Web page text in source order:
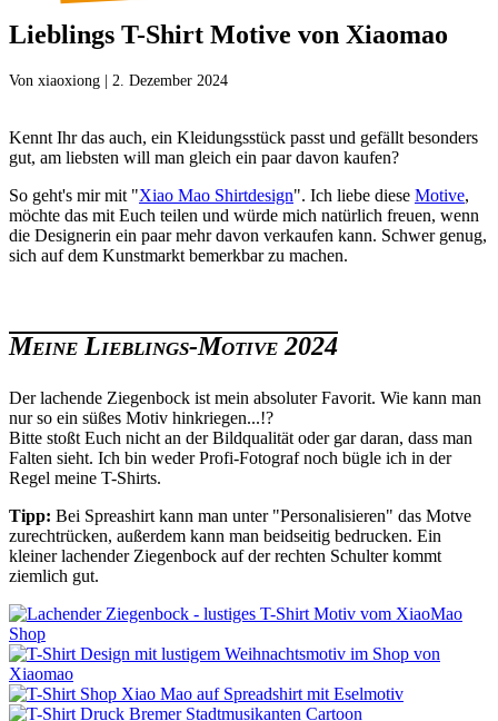
Lieblings T-Shirt Motive von Xiaomao
Von 2. Dezember 2024
Kennt Ihr das auch, ein Kleidungsstück passt und gefällt besonders
gut, am liebsten will man gleich ein paar davon kaufen?
So geht's mir mit "Xiao Mao Shirtdesign". Ich liebe diese Motive,
möchte das mit Euch teilen und würde mich natürlich freuen, wenn
die Designerin ein paar mehr davon verkaufen kann. Schwer genug,
sich auf dem Kunstmarkt bemerkbar zu machen.
Meine Lieblings-Motive 2024
Der lachende Ziegenbock ist mein absoluter Favorit. Wie kann man
nur so ein süßes Motiv hinkriegen...!?
Bitte stoßt Euch nicht an der Bildqualität oder gar daran, dass man
Falten sieht. Ich bin weder Profi-Fotograf noch bügle ich in der
Regel meine T-Shirts.
Tipp: Bei Spreashirt kann man unter "Personalisieren" das Motve
zurechtrücken, außerdem kann man beidseitig bedrucken. Ein
kleiner lachender Ziegenbock auf der rechten Schulter kommt
ziemlich gut.